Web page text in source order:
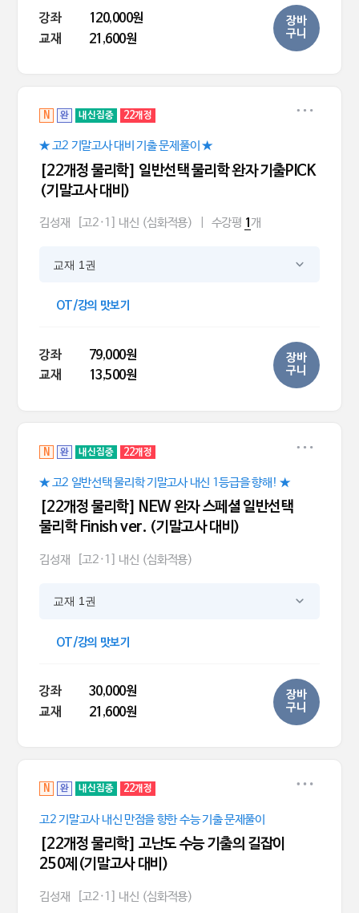
강좌
120,000원
교재
21,600원
장바
구니
N 완 내신집중 22개정
★ 고2 기말고사 대비 기출 문제풀이 ★
[22개정 물리학] 일반선택 물리학 완자 기출PICK
(기말고사 대비)
김성재 [고2·1] 내신 (심화적용) 수강평 1개
교재 1권
OT/강의 맛보기
강좌
79,000원
교재
13,500원
장바
구니
N 완 내신집중 22개정
★ 고2 일반선택 물리학 기말고사 내신 1등급을 향해! ★
[22개정 물리학] NEW 완자 스페셜 일반선택
물리학 Finish ver. (기말고사 대비)
김성재 [고2·1] 내신 (심화적용)
교재 1권
OT/강의 맛보기
강좌
30,000원
교재
21,600원
장바
구니
N 완 내신집중 22개정
고2 기말고사 내신 만점을 향한 수능 기출 문제풀이
[22개정 물리학] 고난도 수능 기출의 길잡이
250제(기말고사 대비)
김성재 [고2·1] 내신 (심화적용)